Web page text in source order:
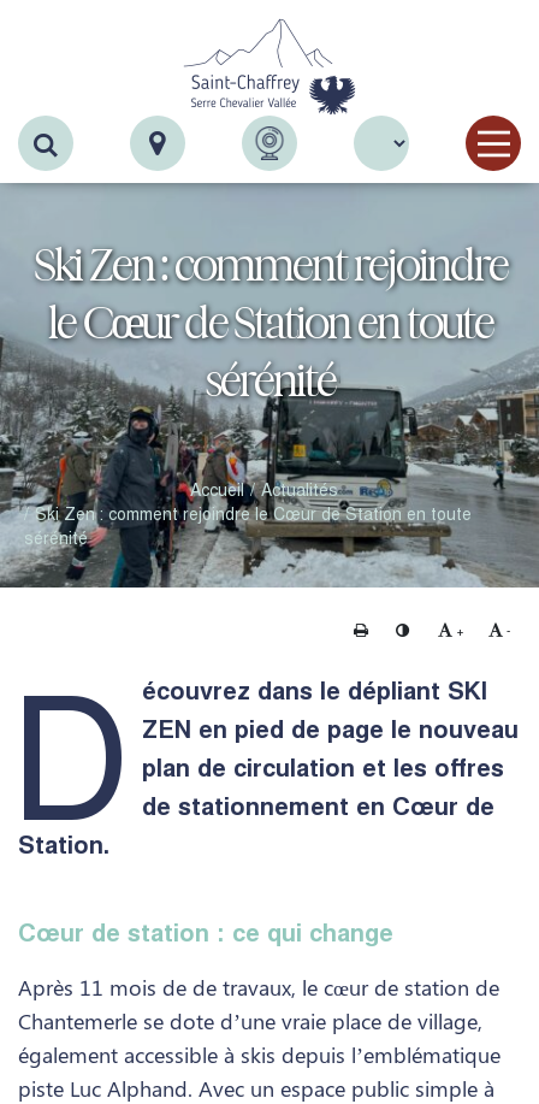
Recherche
Ski Zen : comment rejoindre
le Cœur de Station en toute
sérénité
Accueil
Actualités
Ski Zen : comment rejoindre le Cœur de Station en toute
sérénité
Imprimer Changer le contraste
+ Agrandir le
-
D
écouvrez dans le dépliant SKI
ZEN en pied de page le nouveau
plan de circulation et les offres
de stationnement en Cœur de
Station.
Cœur de station : ce qui change
Après 11 mois de de travaux, le cœur de station de
Chantemerle se dote d’une vraie place de village,
également accessible à skis depuis l’emblématique
piste Luc Alphand. Avec un espace public simple à